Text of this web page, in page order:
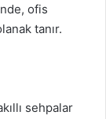
ofis
tanır.
sehpalar